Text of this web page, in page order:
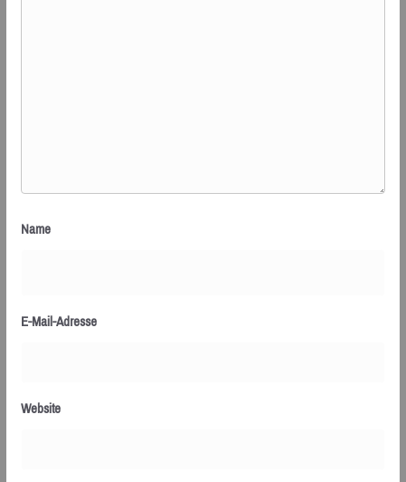
Name
E-Mail-Adresse
Website